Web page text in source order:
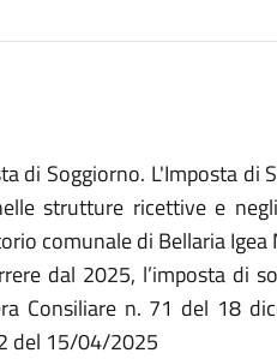
di Soggiorno. L'Imposta di
strutture ricettive e
comunale di Bellaria Igea
dal 2025, l’imposta di
Consiliare n. 71 del 18
del 15/04/2025